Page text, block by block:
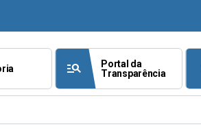
manage_search
Portal da
Transparência